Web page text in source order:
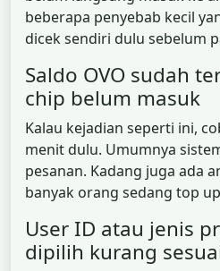
beberapa penyebab kecil
dicek sendiri dulu sebelum
Saldo OVO sudah
chip belum masuk
Kalau kejadian seperti ini,
menit dulu. Umumnya
pesanan. Kadang juga ada
banyak orang sedang top
User ID atau jenis
dipilih kurang